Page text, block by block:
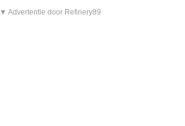
▼ Advertentie door Refinery89